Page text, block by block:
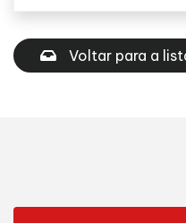
Voltar para a